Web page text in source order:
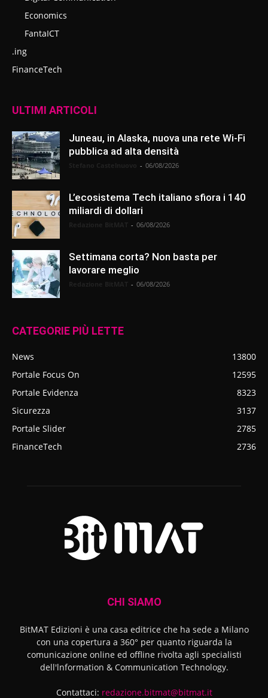
Economics
FantaICT
.ing
FinanceTech
ULTIMI ARTICOLI
Juneau, in Alaska, nuova una rete Wi-Fi
pubblica ad alta densità
- 06/08/2026
L’ecosistema Tech italiano sfiora i 140
miliardi di dollari
- 06/08/2026
Settimana corta? Non basta per
lavorare meglio
- 06/08/2026
CATEGORIE PIÙ LETTE
News
13800
Portale Focus On
12595
Portale Evidenza
8323
Sicurezza
3137
Portale Slider
2785
FinanceTech
2736
CHI SIAMO
BitMAT Edizioni è una casa editrice che ha sede a Milano
con una copertura a 360° per quanto riguarda la
comunicazione online ed offline rivolta agli specialisti
dell'lnformation & Communication Technology.
Contattaci: redazione.bitmat@bitmat.it